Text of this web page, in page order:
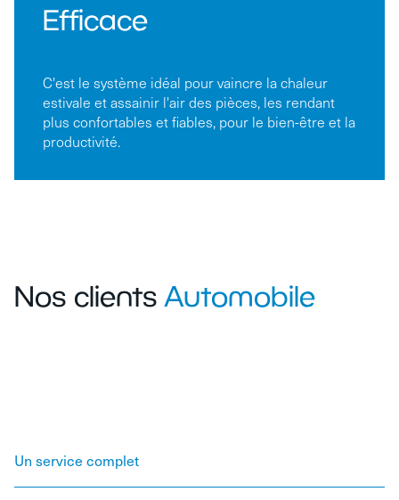
Efficace
C'est le système idéal pour vaincre la chaleur
estivale et assainir l'air des pièces, les rendant
plus confortables et fiables, pour le bien-être et la
productivité.
Nos clients Automobile
Un service complet